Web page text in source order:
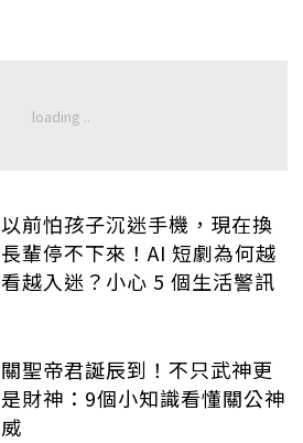
以前怕孩子沉迷手機，現在換
長輩停不下來！AI 短劇為何越
看越入迷？小心 5 個生活警訊
關聖帝君誕辰到！不只武神更
是財神：9個小知識看懂關公神
威